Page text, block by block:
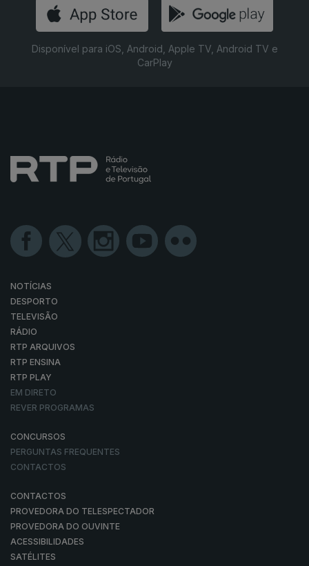
Disponível para iOS, Android, Apple TV, Android TV e
CarPlay
NOTÍCIAS
DESPORTO
TELEVISÃO
RÁDIO
RTP ARQUIVOS
RTP ENSINA
RTP PLAY
EM DIRETO
REVER PROGRAMAS
CONCURSOS
PERGUNTAS FREQUENTES
CONTACTOS
CONTACTOS
PROVEDORA DO TELESPECTADOR
PROVEDORA DO OUVINTE
ACESSIBILIDADES
SATÉLITES